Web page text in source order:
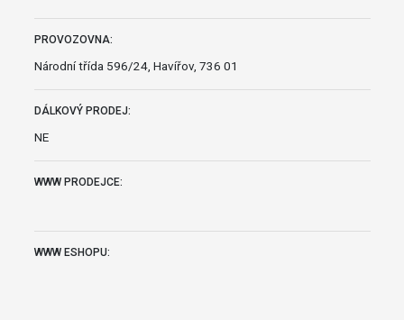
PROVOZOVNA:
Národní třída 596/24, Havířov, 736 01
DÁLKOVÝ PRODEJ:
NE
WWW PRODEJCE:
WWW ESHOPU: